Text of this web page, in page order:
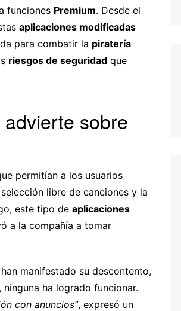
funciones Premium. Desde el
aplicaciones modificadas
para combatir la piratería
riesgos de seguridad que
sobre
permitían a los usuarios
libre de canciones y la
este tipo de aplicaciones
a la compañía a tomar
han manifestado su descontento,
, ninguna ha logrado funcionar.
con anuncios”, expresó un